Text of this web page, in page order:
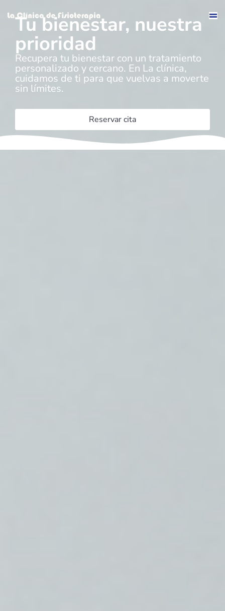
Saltar
contenido
Tu bienestar, nuestra
prioridad
Recupera tu bienestar con un tratamiento
personalizado y cercano. En La clínica,
cuidamos de ti para que vuelvas a moverte
sin límites.
Reservar cita